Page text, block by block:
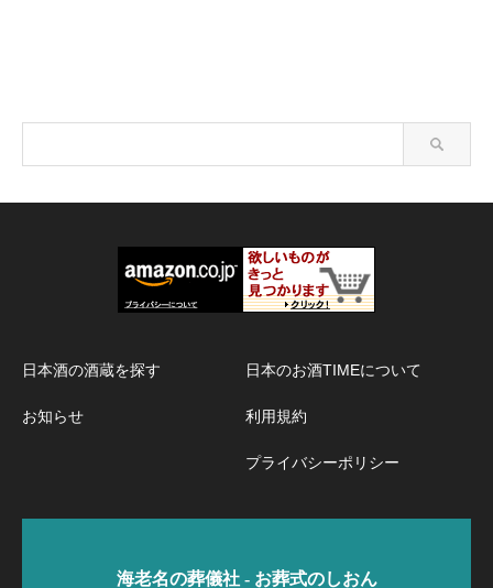
日本酒の酒蔵を探す
お知らせ
日本のお酒TIMEについて
利用規約
プライバシーポリシー
海老名の葬儀社 - お葬式のしおん